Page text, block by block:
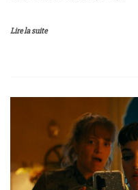
Lire la suite